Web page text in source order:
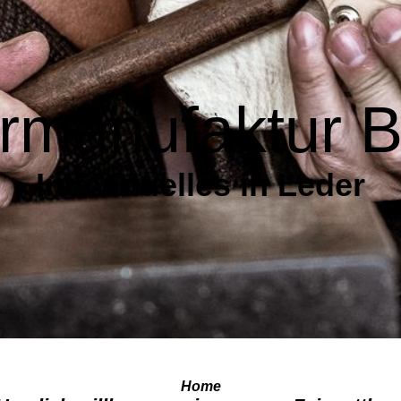
Individuelles in Leder
Home